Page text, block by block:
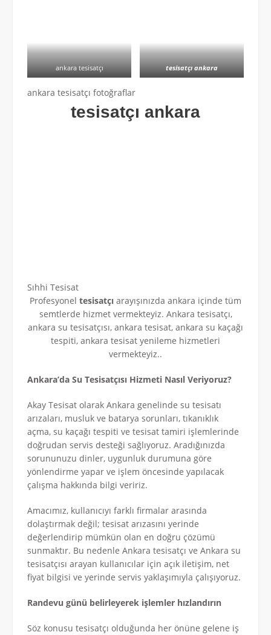
ankara tesisatçı tesisatçı ankara
ankara tesisatçı fotoğraflar
tesisatçı ankara
Sıhhi Tesisat
Profesyonel tesisatçı arayışınızda ankara içinde tüm
semtlerde hizmet vermekteyiz. Ankara tesisatçı,
ankara su tesisatçısı, ankara tesisat, ankara su kaçağı
tespiti, ankara tesisat yenileme hizmetleri
vermekteyiz..
Ankara’da Su Tesisatçısı Hizmeti Nasıl Veriyoruz?
Akay Tesisat olarak Ankara genelinde su tesisatı
arızaları, musluk ve batarya sorunları, tıkanıklık
açma, su kaçağı tespiti ve tesisat tamiri işlemlerinde
doğrudan servis desteği sağlıyoruz. Aradığınızda
sorununuzu dinler, uygunluk durumuna göre
yönlendirme yapar ve işlem öncesinde yapılacak
çalışma hakkında bilgi veririz.
Amacımız, kullanıcıyı farklı firmalar arasında
dolaştırmak değil; tesisat arızasını yerinde
değerlendirip mümkün olan en doğru çözümü
sunmaktır. Bu nedenle Ankara tesisatçı ve Ankara su
tesisatçısı arayan kullanıcılar için açık iletişim, net
fiyat bilgisi ve yerinde servis yaklaşımıyla çalışıyoruz.
Randevu günü belirleyerek işlemler hızlandırın
Söz konusu tesisatçı olduğunda her önüne gelene iş